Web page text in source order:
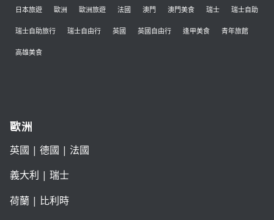
日本旅遊 歐洲 歐洲旅遊 法國 澳門 澳門美食 瑞士 瑞士自助
瑞士自助旅行 瑞士自由行 英國 英國自由行 逢甲美食 青年旅館
高雄美食
歐洲
英國 | 德國 | 法國
義大利 | 瑞士
荷蘭| 比利時